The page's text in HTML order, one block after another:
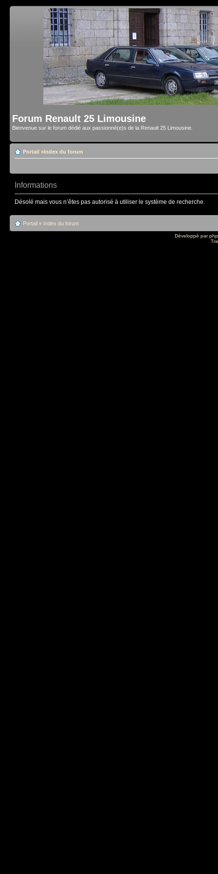
Forum Renault 25 Limousine
Bienvenue sur le forum dédié aux passionné(e)s de la Renault 25 Limousine.
Portail »Index du forum
Informations
Désolé mais vous n’êtes pas autorisé à utiliser le système de recherche.
Portail » Index du forum
Développé par